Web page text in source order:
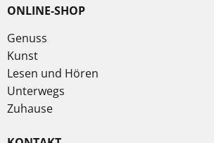
ONLINE-SHOP
Genuss
Kunst
Lesen und Hören
Unterwegs
Zuhause